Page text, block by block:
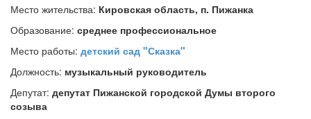
Место жительства: Кировская область, п. Пижанка
Образование: среднее профессиональное
Место работы: детский сад "Сказка"
Должность: музыкальный руководитель
Депутат: депутат Пижанской городской Думы второго
созыва